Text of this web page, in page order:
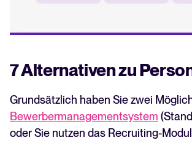
7 Alternativen zu
Grundsätzlich haben Sie zwei
Bewerbermanagementsystem
oder Sie nutzen das Recruiting-